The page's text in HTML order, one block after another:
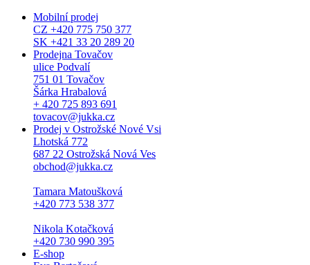
Mobilní prodej
CZ +420 775 750 377
SK +421 33 20 289 20
Prodejna Tovačov
ulice Podvalí
751 01 Tovačov
Šárka Hrabalová
+ 420 725 893 691
tovacov@jukka.cz
Prodej v Ostrožské Nové Vsi
Lhotská 772
687 22 Ostrožská Nová Ves
obchod@jukka.cz
Tamara Matoušková
+420 773 538 377
Nikola Kotačková
+420 730 990 395
E-shop